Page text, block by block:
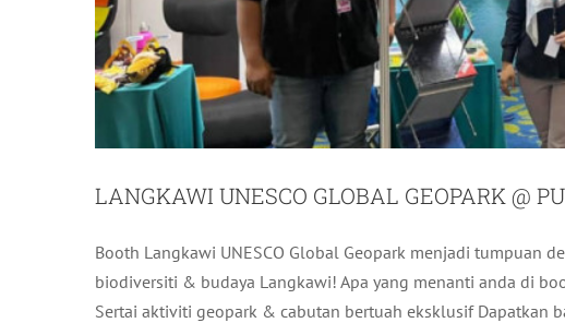
LANGKAWI UNESCO GLOBAL GEOPARK @
Booth Langkawi UNESCO Global Geopark menjadi tumpuan
biodiversiti & budaya Langkawi! Apa yang menanti anda di
Sertai aktiviti geopark & cabutan bertuah eksklusif Dapatkan
PENGUKUHAN INTEGRITI TAHUN 2025:
WANG MINDA